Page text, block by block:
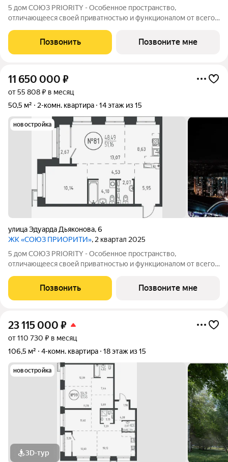
5 дом СОЮЗ PRIORITY - Особенное пространство,
отличающееся своей приватностью и функционалом от всего
предпочитает более камерный формат жилья чувствовал себя
дома. Дом, обладающий потрясающими
Позвонить Позвоните мне
11 650 000 ₽
от 55 808 ₽ в месяц
50,5 м²
2-комн. квартира 14 этаж из 15
новостройка
улица Эдуарда Дьяконова,6
ЖК «СОЮЗ ПРИОРИТИ», 2 квартал 2025
5 дом СОЮЗ PRIORITY - Особенное пространство,
отличающееся своей приватностью и функционалом от всего
предпочитает более камерный формат жилья чувствовал себя
дома. Дом, обладающий потрясающими
Позвонить Позвоните мне
23 115 000 ₽
от 110 730 ₽ в месяц
106,5 м²
4-комн. квартира 18 этаж из 15
новостройка
3D-тур